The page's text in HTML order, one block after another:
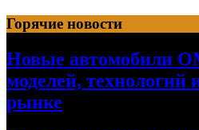
Перейти
к
содержимому
Горячие новости
Новые автомобили
моделей, технологий
рынке